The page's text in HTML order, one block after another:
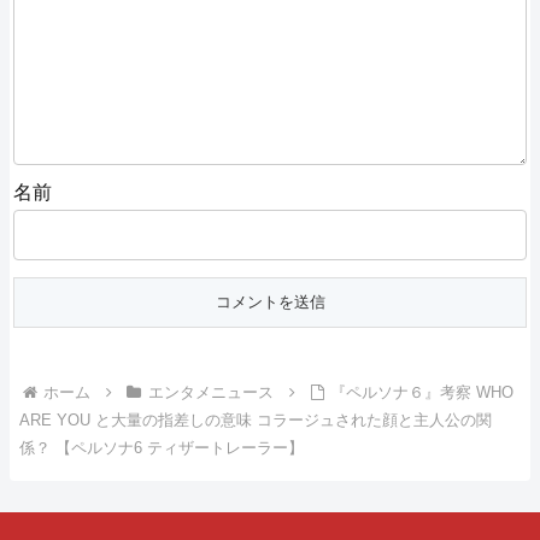
名前
ホーム エンタメニュース
『ペルソナ６』考察 WHO
ARE YOU と大量の指差しの意味 コラージュされた顔と主人公の関
係？ 【ペルソナ6 ティザートレーラー】